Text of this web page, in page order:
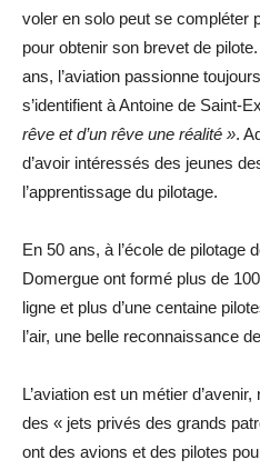
voler en solo peut se compléter
pour obtenir son brevet de
ans, l’aviation passionne
s’identifient à Antoine de Saint-
rêve et d’un rêve une réalité ».
d’avoir intéressés des jeunes
l’apprentissage du pilotage.
En 50 ans, à l’école de pilotage
Domergue ont formé plus de
ligne et plus d’une centaine
l’air, une belle reconnaissance
L’aviation est un métier
des « jets privés des grands
ont des avions et des pilotes